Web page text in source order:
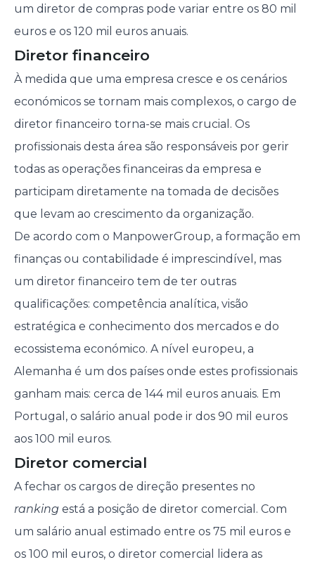
um diretor de compras pode variar entre os 80 mil
euros e os 120 mil euros anuais.
Diretor financeiro
À medida que uma empresa cresce e os cenários
económicos se tornam mais complexos, o cargo de
diretor financeiro torna-se mais crucial. Os
profissionais desta área são responsáveis por gerir
todas as operações financeiras da empresa e
participam diretamente na tomada de decisões
que levam ao crescimento da organização.
De acordo com o ManpowerGroup, a formação em
finanças ou contabilidade é imprescindível, mas
um diretor financeiro tem de ter outras
qualificações: competência analítica, visão
estratégica e conhecimento dos mercados e do
ecossistema económico. A nível europeu, a
Alemanha é um dos países onde estes profissionais
ganham mais: cerca de 144 mil euros anuais. Em
Portugal, o salário anual pode ir dos 90 mil euros
aos 100 mil euros.
Diretor comercial
A fechar os cargos de direção presentes no
rankingestá a posição de diretor comercial. Com
um salário anual estimado entre os 75 mil euros e
os 100 mil euros, o diretor comercial lidera as